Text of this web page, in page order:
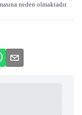
neden olmaktadır.